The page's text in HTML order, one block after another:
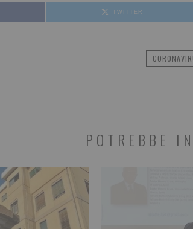
TWITTER
POTREBBE